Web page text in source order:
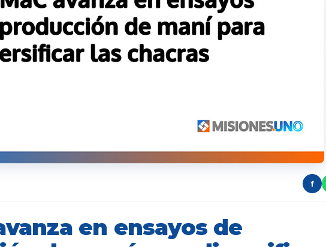
f
en ensayos de